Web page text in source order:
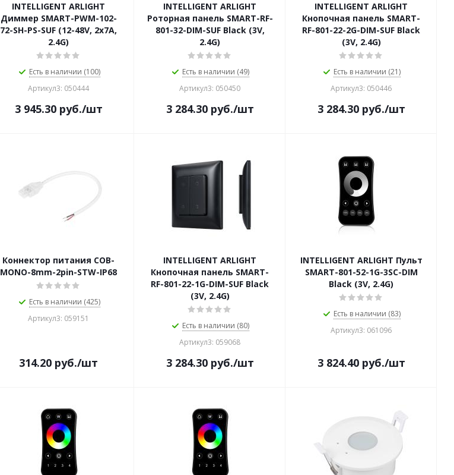
INTELLIGENT ARLIGHT
Диммер SMART-PWM-102-
72-SH-PS-SUF (12-48V, 2x7A,
2.4G)
Есть в наличии (100)
Артикул3: 050444
3 945.30руб./шт
INTELLIGENT ARLIGHT
Роторная панель SMART-RF-
801-32-DIM-SUF Black (3V,
2.4G)
Есть в наличии (49)
Артикул3: 050450
3 284.30руб./шт
INTELLIGENT ARLIGHT
Кнопочная панель SMART-
RF-801-22-2G-DIM-SUF Black
(3V, 2.4G)
Есть в наличии (21)
Артикул3: 050446
3 284.30руб./шт
Коннектор питания COB-
MONO-8mm-2pin-STW-IP68
Есть в наличии (425)
Артикул3: 059151
314.20 руб./шт
INTELLIGENT ARLIGHT
Кнопочная панель SMART-
RF-801-22-1G-DIM-SUF Black
(3V, 2.4G)
Есть в наличии (80)
Артикул3: 059068
3 284.30руб./шт
INTELLIGENT ARLIGHT Пульт
SMART-801-52-1G-3SC-DIM
Black (3V, 2.4G)
Есть в наличии (83)
Артикул3: 061096
3 824.40руб./шт